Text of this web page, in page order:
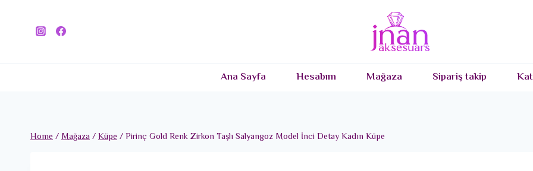
Ana Sayfa Hesabım Mağaza Sipariş takip
Home/Mağaza/Küpe/Pirinç Gold Renk Zirkon Taşlı Salyangoz Model İnci Detay Kadın Küpe